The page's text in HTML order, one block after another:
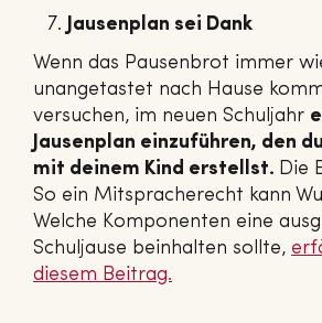
Jausenplan sei Dank
Wenn das Pausenbrot immer
unangetastet nach Hause
versuchen, im neuen Schuljahr
Jausenplan einzuführen, den
mit deinem Kind erstellst. Die
So ein Mitspracherecht kann
Welche Komponenten eine
Schuljause beinhalten sollte,
diesem Beitrag.